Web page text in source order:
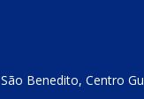
Benedito, Centro